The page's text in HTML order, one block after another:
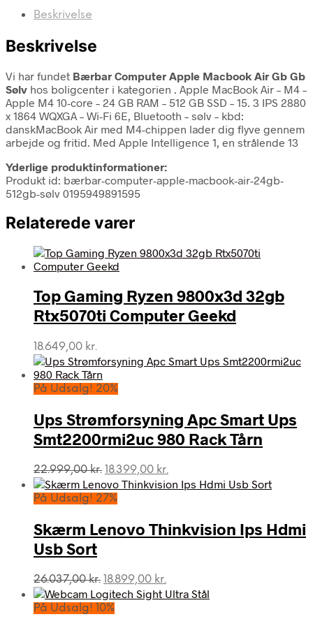
Beskrivelse
Beskrivelse
Vi har fundet Bærbar Computer Apple Macbook Air Gb Gb
Sølv hos boligcenter i kategorien . Apple MacBook Air – M4 –
Apple M4 10-core – 24 GB RAM – 512 GB SSD – 15. 3 IPS 2880
x 1864 WQXGA – Wi-Fi 6E, Bluetooth – sølv – kbd:
danskMacBook Air med M4-chippen lader dig flyve gennem
arbejde og fritid. Med Apple Intelligence 1, en strålende 13
Yderlige produktinformationer:
Produkt id: bærbar-computer-apple-macbook-air-24gb-
512gb-sølv 0195949891595
Relaterede varer
Top Gaming Ryzen 9800x3d 32gb
Rtx5070ti Computer Geekd
18.649,00 kr.
På Udsalg! 20%
Ups Strømforsyning Apc Smart Ups
Smt2200rmi2uc 980 Rack Tårn
22.999,00kr. Den
oprindelige
pris
22.999,00 kr..
18.399,00 kr.
aktuelle
18.399,00 kr..
På Udsalg! 27%
Skærm Lenovo Thinkvision Ips Hdmi
Usb Sort
26.037,00kr. Den
oprindelige
pris
18.899,00 kr.
aktuelle
På Udsalg! 10%